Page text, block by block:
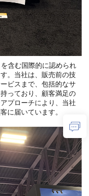
含む国際的に認められ
。当社は、販売前の技
ビスまで、包括的なサ
っており、顧客満足の
プローチにより、当社
に届いています。